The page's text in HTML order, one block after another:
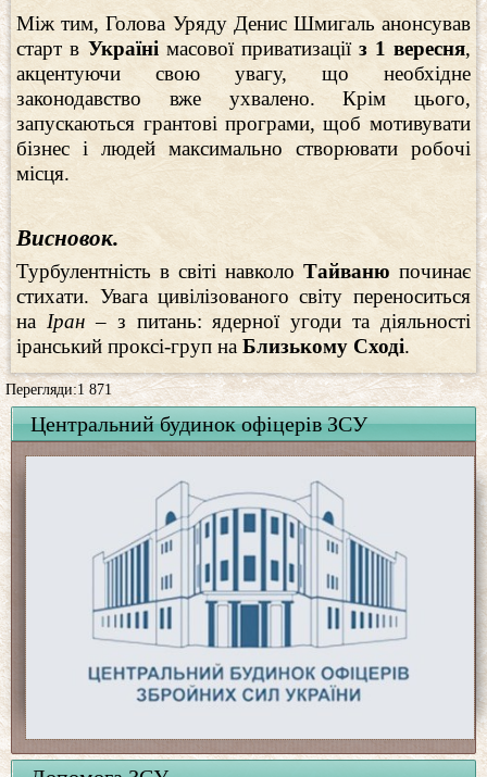
Між тим, Голова Уряду Денис Шмигаль анонсував
старт в Україні масової приватизації з 1 вересня,
акцентуючи свою увагу, що необхідне
законодавство вже ухвалено. Крім цього,
запускаються грантові програми, щоб мотивувати
бізнес і людей максимально створювати робочі
місця.
Висновок.
Турбулентність в світі навколо Тайваню починає
стихати. Увага цивілізованого світу переноситься
на Іран – з питань: ядерної угоди та діяльності
іранський проксі-груп наБлизькому Сході.
Перегляди:1 871
Центральний будинок офіцерів ЗСУ